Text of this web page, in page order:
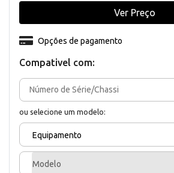
Compativel com:
ou selecione um modelo:
Equipamento
Modelo
Opções de pagamento
Ver Preço